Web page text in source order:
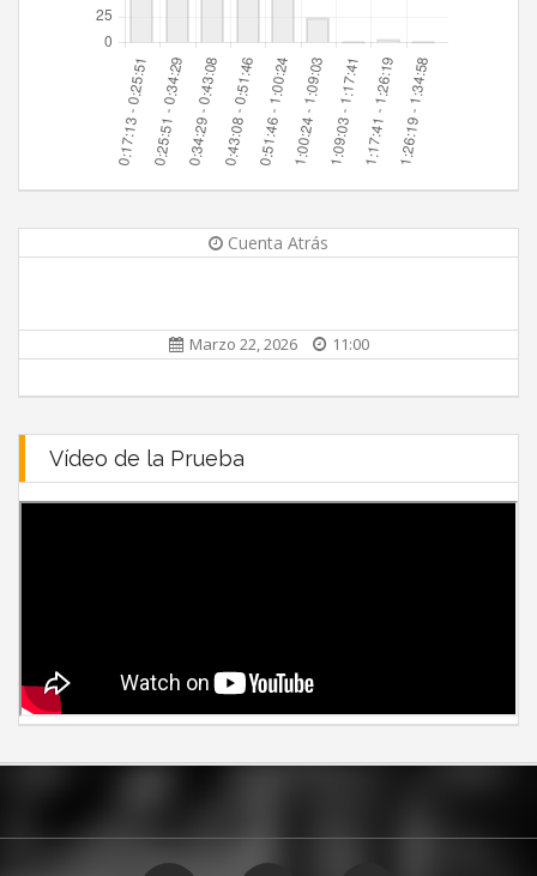
Cuenta Atrás
Marzo 22, 2026 11:00
Vídeo de la Prueba